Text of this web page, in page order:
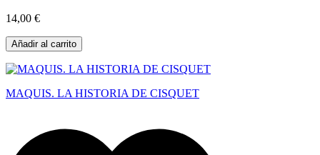
14,00 €
Añadir al carrito
MAQUIS. LA HISTORIA DE CISQUET